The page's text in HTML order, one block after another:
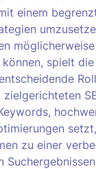
einem
spielt
zu einer